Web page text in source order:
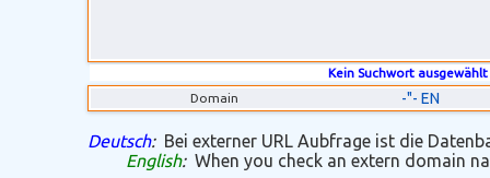
Kein Suchwort ausgewählt
Domain
-"- EN
Deutsch:Bei externer URL Aubfrage ist die
English:When you check an extern domain